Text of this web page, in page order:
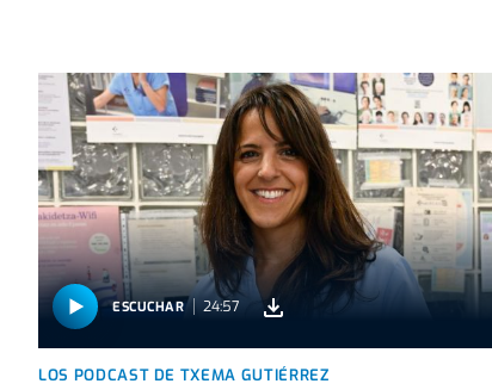
ESCUCHAR 24:57
LOS PODCAST DE TXEMA GUTIÉRREZ